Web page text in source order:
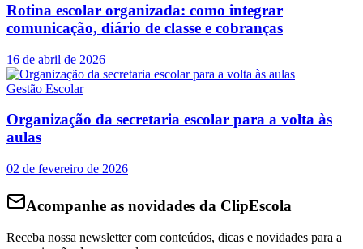
Rotina escolar organizada: como integrar
comunicação, diário de classe e cobranças
16 de abril de 2026
Gestão Escolar
Organização da secretaria escolar para a volta às
aulas
02 de fevereiro de 2026
Acompanhe as novidades da ClipEscola
Receba nossa newsletter com conteúdos, dicas e novidades para a